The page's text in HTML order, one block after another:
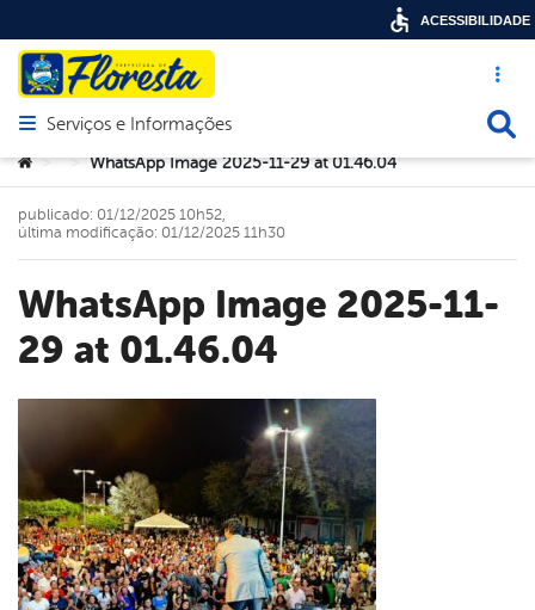
Acesso
Abrir menu principal de navegação
Serviços e Informações
Você está aqui:
> > WhatsApp Image 2025-11-29 at 01.46.04
WhatsApp Image 2025-11-
29 at 01.46.04
publicado: 01/12/2025 10h52,
última modificação: 01/12/2025 11h30
ACESSIBILIDADE